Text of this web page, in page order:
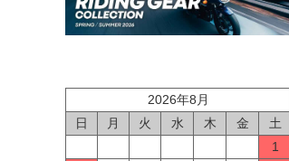
2026年8月
日
月 火 水 木 金
土
1